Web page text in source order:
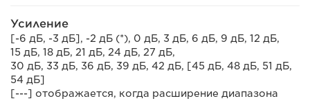
Усиление
[-6 дБ, -3 дБ], -2 дБ (*), 0 дБ, 3 дБ, 6 дБ, 9 дБ, 12 дБ,
15 дБ, 18 дБ, 21 дБ, 24 дБ, 27 дБ,
30 дБ, 33 дБ, 36 дБ, 39 дБ, 42 дБ, [45 дБ, 48 дБ, 51 дБ,
54 дБ]
[---] отображается, когда расширение диапазона